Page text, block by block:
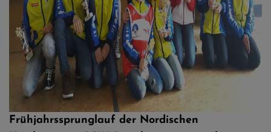
Frühjahrssprunglauf der Nordischen